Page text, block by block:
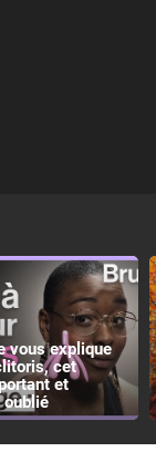
vous explique
cet
et
oublié